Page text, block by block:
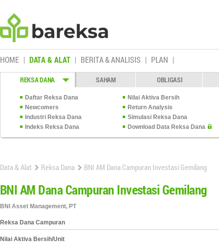
HOME DATA & ALAT BERITA & ANALISIS PLAN
REKSA DANA SAHAM OBLIGASI
Daftar Reksa Dana
Nilai Aktiva Bersih
Newcomers
Return Analysis
Industri Reksa Dana
Simulasi Reksa Dana
Indeks Reksa Dana
Download Data Reksa Dana
Data & Alat Reksa Dana BNI AM Dana Campuran Investasi Gemilang
BNI AM Dana Campuran Investasi Gemilang
BNI Asset Management, PT
Reksa Dana Campuran
Nilai Aktiva Bersih/Unit